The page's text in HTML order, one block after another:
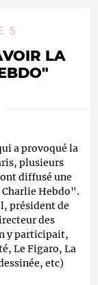
LA
a provoqué la
plusieurs
diffusé une
Hebdo".
président de
des
y participait,
Le Figaro, La
dessinée, etc)